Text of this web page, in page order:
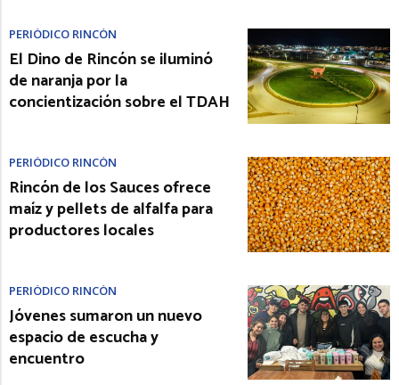
PERIÓDICO RINCÓN
El Dino de Rincón se iluminó
de naranja por la
concientización sobre el TDAH
PERIÓDICO RINCÓN
Rincón de los Sauces ofrece
maíz y pellets de alfalfa para
productores locales
PERIÓDICO RINCÓN
Jóvenes sumaron un nuevo
espacio de escucha y
encuentro